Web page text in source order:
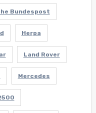
Bundespost
Herpa
Land Rover
Mercedes